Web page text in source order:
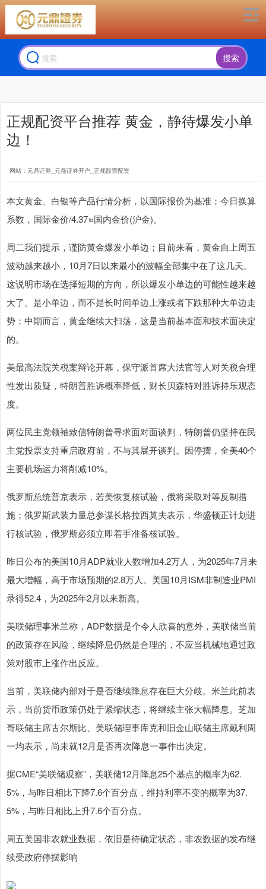
搜索
正规配资平台推荐 黄金，静待爆发小单
边！
网站：元鼎证券_元鼎证券开户_正规股票配资
本文黄金、白银等产品行情分析，以国际报价为基准；今日换算
系数，国际金价/4.37≈国内金价(沪金)。
周二我们提示，谨防黄金爆发小单边；目前来看，黄金自上周五
波动越来越小，10月7日以来最小的波幅全部集中在了这几天。
这说明市场在选择短期的方向，所以爆发小单边的可能性越来越
大了。是小单边，而不是长时间单边上涨或者下跌那种大单边走
势；中期而言，黄金继续大扫荡，这是当前基本面和技术面决定
的。
美最高法院关税案辩论开幕，保守派首席大法官等人对关税合理
性发出质疑，特朗普胜诉概率降低，财长贝森特对胜诉持乐观态
度。
两位民主党领袖致信特朗普寻求面对面谈判，特朗普仍坚持在民
主党投票支持重启政府前，不与其展开谈判。因停摆，全美40个
主要机场运力将削减10%。
俄罗斯总统普京表示，若美恢复核试验，俄将采取对等反制措
施；俄罗斯武装力量总参谋长格拉西莫夫表示，华盛顿正计划进
行核试验，俄罗斯必须立即着手准备核试验。
昨日公布的美国10月ADP就业人数增加4.2万人，为2025年7月来
最大增幅，高于市场预期的2.8万人。美国10月ISM非制造业PMI
录得52.4，为2025年2月以来新高。
美联储理事米兰称，ADP数据是个令人欣喜的意外，美联储当前
的政策存在风险，继续降息仍然是合理的，不应当机械地通过政
策对股市上涨作出反应。
当前，美联储内部对于是否继续降息存在巨大分歧。米兰此前表
示，当前货币政策仍处于紧缩状态，将继续主张大幅降息。芝加
哥联储主席古尔斯比、美联储理事库克和旧金山联储主席戴利周
一均表示，尚未就12月是否再次降息一事作出决定。
据CME“美联储观察”，美联储12月降息25个基点的概率为62.
5%，与昨日相比下降7.6个百分点，维持利率不变的概率为37.
5%，与昨日相比上升7.6个百分点。
周五美国非农就业数据，依旧是待确定状态，非农数据的发布继
续受政府停摆影响